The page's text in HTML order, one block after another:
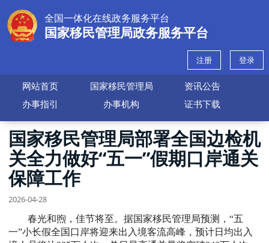
全国一体化在线政务服务平台
国家移民管理局政务服务平台
注册 登录
网站首页 国家移民管理局
资讯公告
办事指引
办事机构 证书下载
国家移民管理局部署全国边检机
关全力做好“五一”假期口岸通关
保障工作
2026-04-28
春光和煦，佳节将至。据国家移民管理局预测，“五
一”小长假全国口岸将迎来出入境客流高峰，预计日均出入